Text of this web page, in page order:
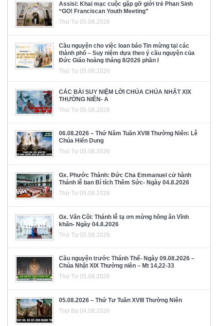
Assisi: Khai mạc cuộc gặp gỡ giới trẻ Phan Sinh
“GO! Franciscan Youth Meeting”
Thứ Tư 05.08.2026
Cầu nguyện cho việc loan báo Tin mừng tại các
thành phố – Suy niệm dựa theo ý cầu nguyện của
Đức Giáo hoàng tháng 8/2026 phần I
Thứ Tư 05.08.2026
CÁC BÀI SUY NIỆM LỜI CHÚA CHÚA NHẬT XIX
THƯỜNG NIÊN- A
Thứ Tư 05.08.2026
06.08.2026 – Thứ Năm Tuần XVIII Thường Niên: Lễ
Chúa Hiển Dung
Thứ Tư 05.08.2026
Gx. Phước Thành: Đức Cha Emmanuel cử hành
Thánh lễ ban Bí tích Thêm Sức- Ngày 04.8.2026
Thứ Tư 05.08.2026
Gx. Văn Côi: Thánh lễ tạ ơn mừng hồng ân Vĩnh
khấn- Ngày 04.8.2026
Thứ Tư 05.08.2026
Cầu nguyện trước Thánh Thể- Ngày 09.08.2026 –
Chúa Nhật XIX Thường niên – Mt 14,22-33
Thứ Tư 05.08.2026
05.08.2026 – Thứ Tư Tuần XVIII Thường Niên
Thứ Ba 04.08.2026